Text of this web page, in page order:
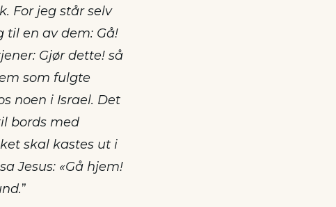
For jeg står selv
til en av dem: Gå!
Gjør dette! så
som fulgte
noen i Israel. Det
bords med
skal kastes ut i
Jesus: «Gå hjem!
”